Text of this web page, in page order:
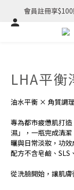
會員註冊享
LHA平
油水平衡 × 角質調
專為都市疲憊肌打
濕」，一瓶完成清
曬與日常淡妝，功
配方不含皂鹼、SLS
從洗臉開始，讓肌